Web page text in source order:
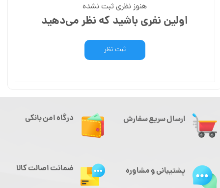
هنوز نظری ثبت نشده
اولین نفری باشید که نظر می‌دهید
ثبت نظر
ارسال سریع سفارش درگاه امن بانکی
پشتیبانی و مشاوره ضمانت اصالت کالا